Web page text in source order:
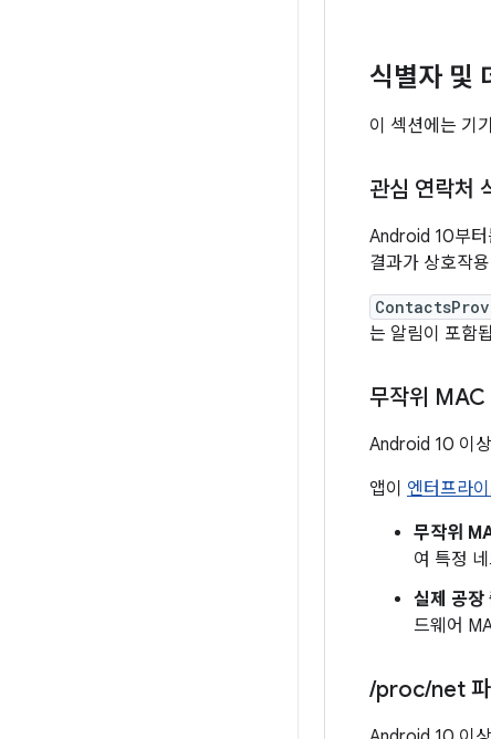
식별자 및
이 섹션에는 기
관심 연락처
Android 10부터
결과가 상호작
는 알림이 포함
무작위 MAC
Android 10 이
앱이 엔터프라
무작위
여 특정
실제 공장
드웨어
/proc/net